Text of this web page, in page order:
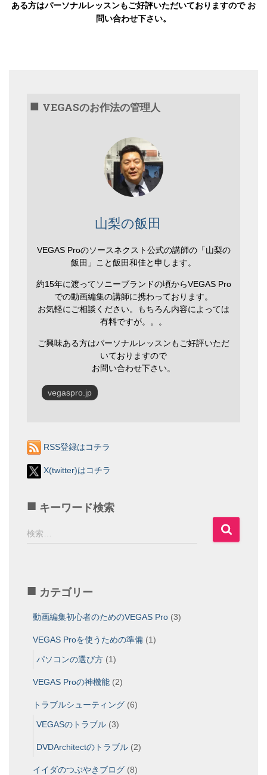
ある方はパーソナルレッスンもご好評いただいておりますので お
問い合わせ下さい。
VEGASのお作法の管理人
山梨の飯田
VEGAS Proのソースネクスト公式の講師の「山梨の
飯田」こと飯田和佳と申します。
約15年に渡ってソニーブランドの頃からVEGAS Pro
での動画編集の講師に携わっております。
お気軽にご相談ください。もちろん内容によっては
有料ですが。。。
ご興味ある方はパーソナルレッスンもご好評いただ
いておりますので
お問い合わせ下さい。
vegaspro.jp
RSS登録はコチラ
X(twitter)はコチラ
キーワード検索
検
索
検索…
カテゴリー
動画編集初心者のためのVEGAS Pro (3)
VEGAS Proを使うための準備 (1)
パソコンの選び方 (1)
VEGAS Proの神機能 (2)
トラブルシューティング (6)
VEGASのトラブル (3)
DVDArchitectのトラブル (2)
イイダのつぶやきブログ (8)